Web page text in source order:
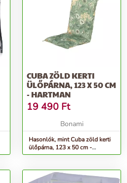
CUBA ZÖLD KERTI
ÜLŐPÁRNA, 123 X 50 CM
- HARTMAN
19 490 Ft
Bonami
Hasonlók, mint Cuba zöld kerti
ülőpárna, 123 x 50 cm -
Hartman